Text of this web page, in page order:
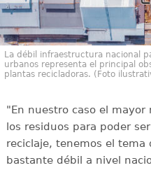
La débil infraestructura nacional
urbanos representa el principal
plantas recicladoras. (Foto
"En nuestro caso el
los residuos para poder
reciclaje, tenemos el
bastante débil a nivel